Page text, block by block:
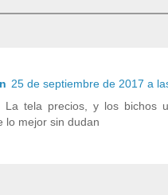
25 de septiembre de 2017 a
La tela precios, y los bichos
lo mejor sin dudan